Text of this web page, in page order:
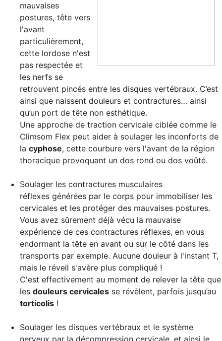
mauvaises
postures, tête vers
l'avant
particulièrement,
cette lordose n'est
pas respectée et
les nerfs se
retrouvent pincés entre les disques vertébraux. C’est
ainsi que naissent douleurs et contractures… ainsi
qu’un port de tête non esthétique.
Une approche de traction cervicale ciblée comme le
Climsom Flex peut aider à soulager les inconforts de
la cyphose, cette courbure vers l'avant de la région
thoracique provoquant un dos rond ou dos voûté.
Soulager les contractures musculaires
réflexes générées par le corps pour immobiliser les
cervicales et les protéger des mauvaises postures.
Vous avez sûrement déjà vécu la mauvaise
expérience de ces contractures réflexes, en vous
endormant la tête en avant ou sur le côté dans les
transports par exemple. Aucune douleur à l'instant T,
mais le réveil s'avère plus compliqué !
C'est effectivement au moment de relever la tête que
les douleurs cervicales se révèlent, parfois jusqu’au
torticolis !
Soulager les disques vertébraux et le système
nerveux par la décompression cervicale, et ainsi le